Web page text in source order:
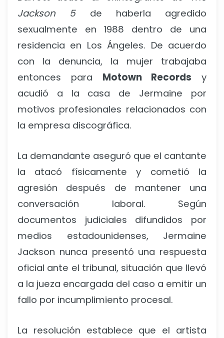
Jackson 5de haberla agredido
sexualmente en 1988 dentro de una
residencia en Los Ángeles. De acuerdo
con la denuncia, la mujer trabajaba
entonces para Motown Records y
acudió a la casa de Jermaine por
motivos profesionales relacionados con
la empresa discográfica.
La demandante aseguró que el cantante
la atacó físicamente y cometió la
agresión después de mantener una
conversación laboral. Según
documentos judiciales difundidos por
medios estadounidenses, Jermaine
Jackson nunca presentó una respuesta
oficial ante el tribunal, situación que llevó
a la jueza encargada del caso a emitir un
fallo por incumplimiento procesal.
La resolución establece que el artista